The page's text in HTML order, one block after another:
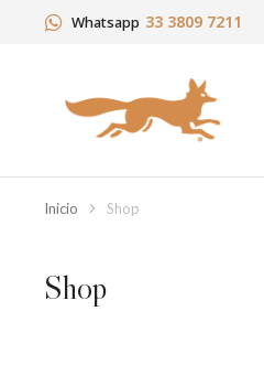
Whatsapp 33 3809 7211
Estás aquí:
Inicio Shop
Shop